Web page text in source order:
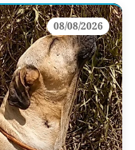
08/08/2026